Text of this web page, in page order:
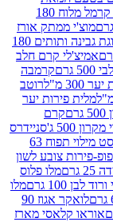
מוצ'י ממתקי אורז ממולאים בטעם קרמל מלוח 180
אורז
מוצ'י ממתק אורז בטעם עוגת גבינה ותותים 180
חלב
קרמבה
רוטב
יער
סניידרס
מלו מרשמלו טוויסט מילוי תפוח 63
לשון
פלוס
מלו
לואקר אגוז 90
מארז